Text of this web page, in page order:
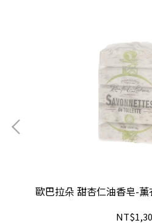
歐巴拉朵 甜杏仁油香皂-